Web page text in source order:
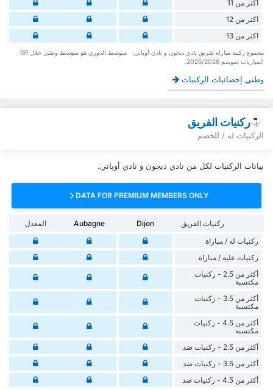
اكثر من 11
اكثر من 12
اكثر من 13
‏مجموع ركنية مباراة لفريق نادي ديجون و نادي أوباني. ‏‏ ‏ ‏متوسط الدوري هو متوسط وطني ‏خلال 191
‏المباريات لموسم 2025/2026.
وطني إحصائيات الركنيات
ركنيات الفريق
الركنيات له / للخصم
بيانات الركنيات لكل من نادي ديجون و نادي أوباني.
DATA FOR PREMIUM MEMBERS ONLY
ركنيات الفريق Dijon
Aubagne
المعدل
‏ركنيات له / مباراة
‏ركنيات ‏عليه / مباراة
أكثر من 2.5 - ركنيات
مكتسبة
أكثر من 3.5 - ركنيات
مكتسبة
أكثر من 4.5 - ركنيات
مكتسبة
أكثر من 2.5 - ركنيات ضد
أكثر من 3.5 - ركنيات ضد
أكثر من 4.5 - ركنيات ضد